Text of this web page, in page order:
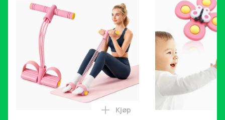
Legg Magetrener, 6-rørs
Kjøp